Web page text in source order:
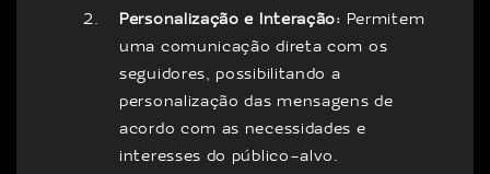
Personalização e Interação: Permitem
uma comunicação direta com os
seguidores, possibilitando a
personalização das mensagens de
acordo com as necessidades e
interesses do público-alvo.